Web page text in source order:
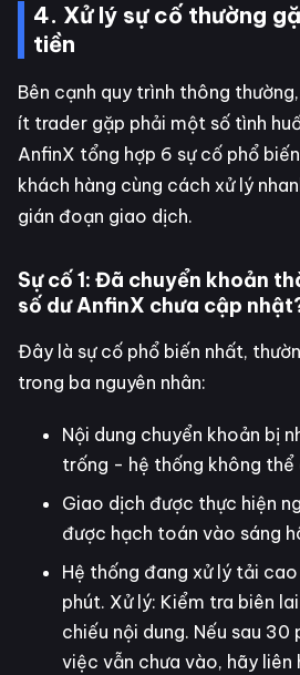
4. Xử lý sự cố thường
tiền
Bên cạnh quy trình thông
ít trader gặp phải một số tình
AnfinX tổng hợp 6 sự cố phổ
khách hàng cùng cách xử lý
gián đoạn giao dịch.
Sự cố 1: Đã chuyển khoản
số dư AnfinX chưa cập
Đây là sự cố phổ biến nhất,
trong ba nguyên nhân:
Nội dung chuyển khoản bị
trống - hệ thống không
Giao dịch được thực hiện
được hạch toán vào sáng
Hệ thống đang xử lý tải
phút. Xử lý: Kiểm tra biên
chiếu nội dung. Nếu sau
việc vẫn chưa vào, hãy